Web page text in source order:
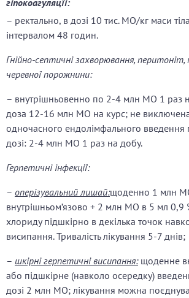
гіпокоагуляцїі:
– ректально, в дозі 10 тис. МО/кг маси
інтервалом 48 годин.
Гнійно-септичні захворювання,
черевної порожнини:
– внутрішньовенно по 2-4 млн МО 1 раз
доза 12-16 млн МО на курс; не виключена
одночасного ендолімфального введення
дозі: 2-4 млн МО 1 раз на добу.
Герпетичні інфекції:
– оперізувальний лишай:щоденно 1 млн
внутрішньом’язово + 2 млн МО в 5 мл 0,9
хлориду підшкірно в декілька точок
висипання. Тривалість лікування 5-7 днів;
– шкірні герпетичні висипання:щоденне
або підшкірне (навколо осередку)
дозі 2 млн МО; лікування можна